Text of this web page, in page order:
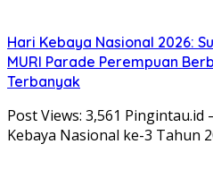
Hari Kebaya Nasional 2026:
MURI Parade Perempuan
Terbanyak
Post Views: 3,561
Kebaya Nasional ke-3 Tahun